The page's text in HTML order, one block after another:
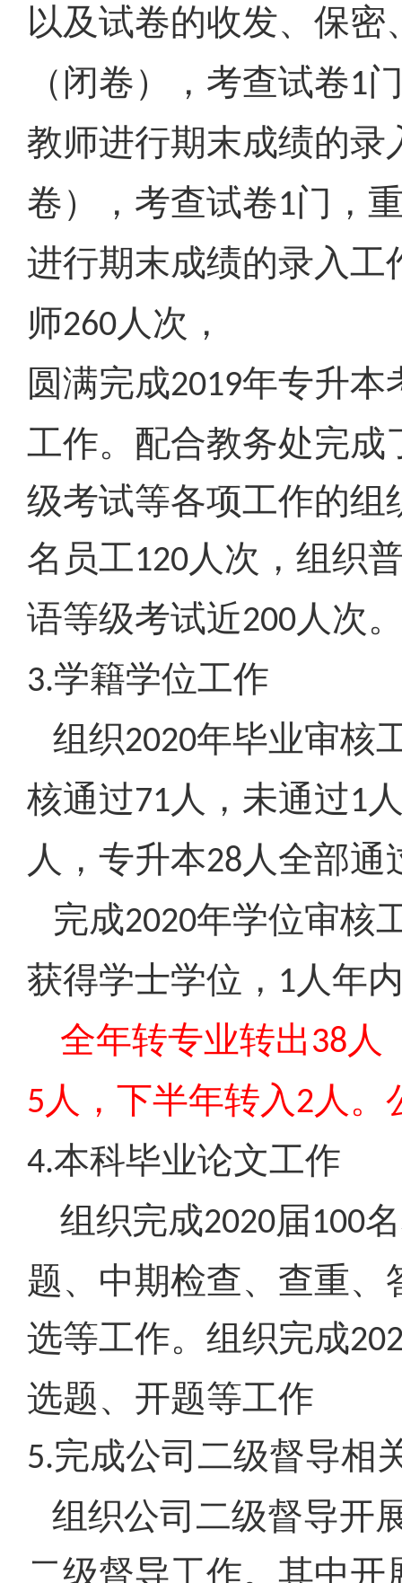
以及试卷的收发、保
（闭卷），考查试卷1
教师进行期末成绩的录
卷），考查试卷1门，
进行期末成绩的录入工
师260人次，
圆满完成2019年专升本
工作。配合教务处完成
级考试等各项工作的组
名员工120人次，组织
语等级考试近200人次
3.学籍学位工作
组织2020年毕业审核
核通过71人，未通过1
人，专升本28人全部通
完成2020年学位审核
获得学士学位， 1人年
全年转专业转出 38人
5 人，下半年转入2人。
4.本科毕业论文工作
组织完成2020届100
题、中期检查、查重
选等工作。组织完成
选题、开题等工作
5.完成公司二级督导相
组织公司二级督导开
二级督导工作。其中开